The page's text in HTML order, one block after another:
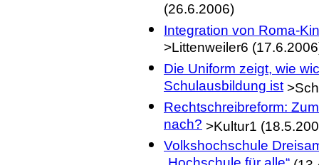
(26.6.2006)
Integration von Roma-
>Littenweiler6
Die Uniform zeigt, wie
Schulausbildung ist
Rechtschreibreform:
nach? >Kultur1
Volkshochschule